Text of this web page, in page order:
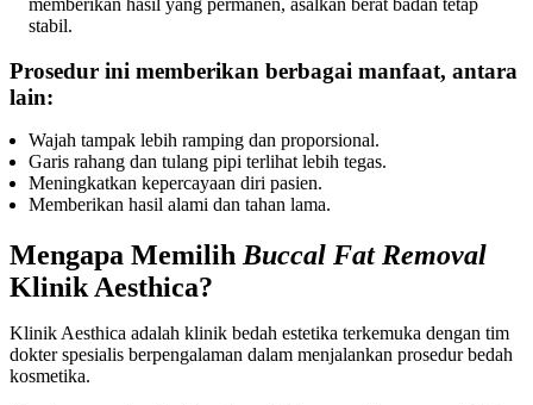
stabil.
Prosedur ini memberikan berbagai manfaat, antara
lain:
Wajah tampak lebih ramping dan proporsional.
Garis rahang dan tulang pipi terlihat lebih tegas.
Meningkatkan kepercayaan diri pasien.
Memberikan hasil alami dan tahan lama.
Mengapa MemilihBuccal Fat Removal
Klinik Aesthica?
Klinik Aesthica adalah klinik bedah estetika terkemuka dengan tim
dokter spesialis berpengalaman dalam menjalankan prosedur bedah
kosmetika.